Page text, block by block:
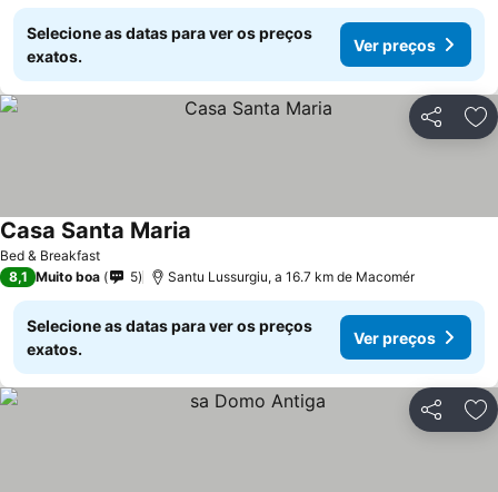
Selecione as datas para ver os preços
exatos.
Ver preços
Partilhar
Bed & Breakfast
Casa Santa Maria
8,1 Muito boa 5 Santu Lussurgiu, a 16.7 km de Macomér
Selecione as datas para ver os preços
exatos.
Ver preços
Partilhar